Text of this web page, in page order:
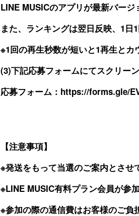
LINE MUSICのアプリが最新バージ
また、ランキングは翌日反映、1日
※1回の再生秒数が短いと1再生とカ
(3)下記応募フォームにてスクリー
応募フォーム： https://forms.gle/
【注意事項】
※発送をもって当選のご案内とさせ
※LINE MUSIC有料プラン会員が参
※参加の際の通信費はお客様のご負